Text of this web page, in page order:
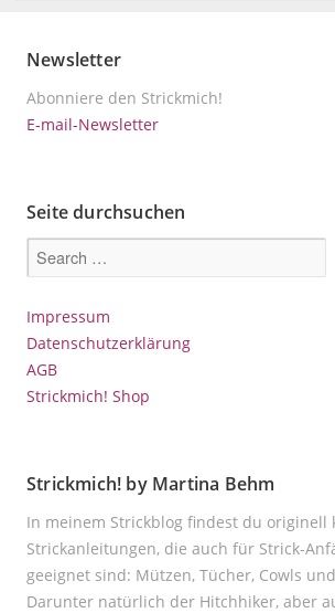
Newsletter
Abonniere den Strickmich!
E-mail-Newsletter
Seite durchsuchen
Impressum
Datenschutzerklärung
AGB
Strickmich! Shop
Strickmich! by Martina Behm
In meinem Strickblog findest du originell
Strickanleitungen, die auch für Strick-
geeignet sind: Mützen, Tücher, Cowls
Darunter natürlich der Hitchhiker, aber